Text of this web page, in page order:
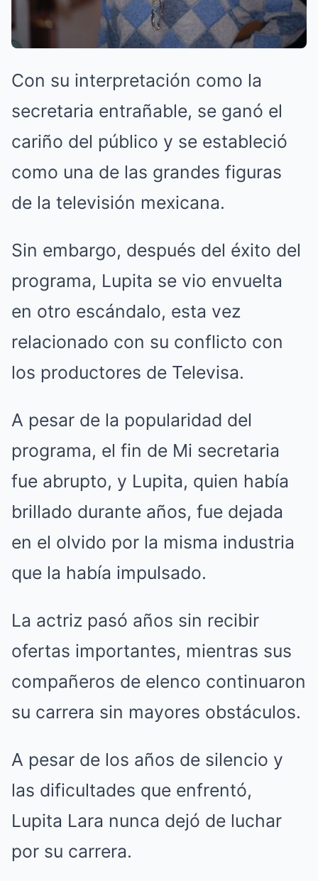
Con su interpretación como la
secretaria entrañable, se ganó el
cariño del público y se estableció
como una de las grandes figuras
de la televisión mexicana.
Sin embargo, después del éxito del
programa, Lupita se vio envuelta
en otro escándalo, esta vez
relacionado con su conflicto con
los productores de Televisa.
A pesar de la popularidad del
programa, el fin de Mi secretaria
fue abrupto, y Lupita, quien había
brillado durante años, fue dejada
en el olvido por la misma industria
que la había impulsado.
La actriz pasó años sin recibir
ofertas importantes, mientras sus
compañeros de elenco continuaron
su carrera sin mayores obstáculos.
A pesar de los años de silencio y
las dificultades que enfrentó,
Lupita Lara nunca dejó de luchar
por su carrera.